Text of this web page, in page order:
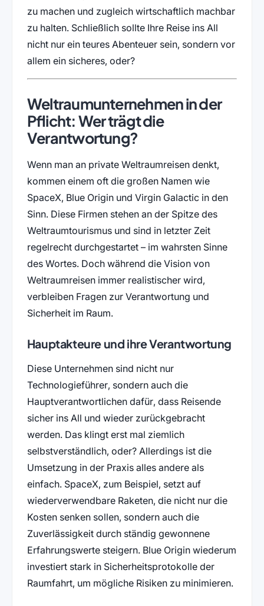
zu machen und zugleich wirtschaftlich machbar
zu halten. Schließlich sollte Ihre Reise ins All
nicht nur ein teures Abenteuer sein, sondern vor
allem ein sicheres, oder?
Weltraumunternehmen in der
Pflicht: Wer trägt die
Verantwortung?
Wenn man an private Weltraumreisen denkt,
kommen einem oft die großen Namen wie
SpaceX, Blue Origin und Virgin Galactic in den
Sinn. Diese Firmen stehen an der Spitze des
Weltraumtourismus und sind in letzter Zeit
regelrecht durchgestartet – im wahrsten Sinne
des Wortes. Doch während die Vision von
Weltraumreisen immer realistischer wird,
verbleiben Fragen zur Verantwortung und
Sicherheit im Raum.
Hauptakteure und ihre Verantwortung
Diese Unternehmen sind nicht nur
Technologieführer, sondern auch die
Hauptverantwortlichen dafür, dass Reisende
sicher ins All und wieder zurückgebracht
werden. Das klingt erst mal ziemlich
selbstverständlich, oder? Allerdings ist die
Umsetzung in der Praxis alles andere als
einfach. SpaceX, zum Beispiel, setzt auf
wiederverwendbare Raketen, die nicht nur die
Kosten senken sollen, sondern auch die
Zuverlässigkeit durch ständig gewonnene
Erfahrungswerte steigern. Blue Origin wiederum
investiert stark in Sicherheitsprotokolle der
Raumfahrt, um mögliche Risiken zu minimieren.